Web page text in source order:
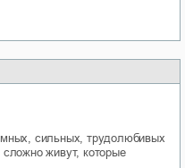
сильных, трудолюбивых
живут, которые